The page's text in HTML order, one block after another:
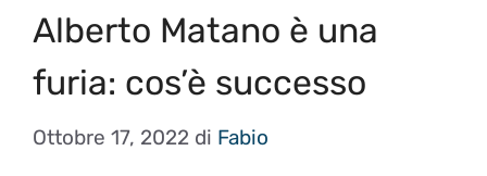
Alberto Matano è una
furia: cos’è successo
Ottobre 17, 2022 di Fabio